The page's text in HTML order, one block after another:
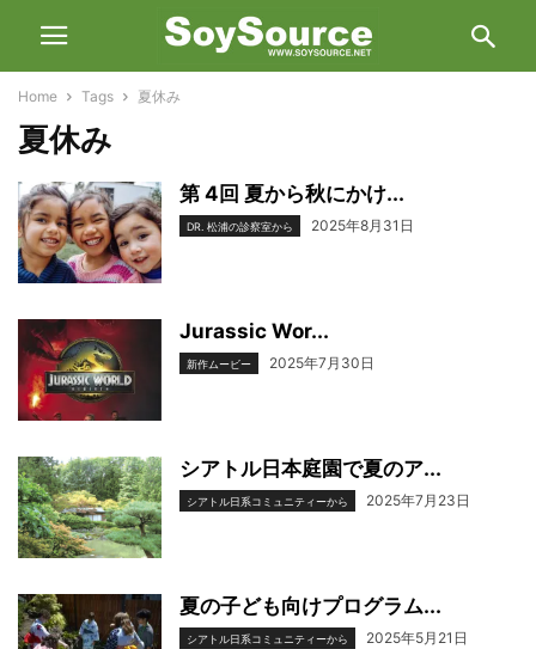
Home Tags 夏休み
夏休み
第 4回 夏から秋にかけ...
DR. 松浦の診察室から 2025年8月31日
Jurassic Wor...
新作ムービー 2025年7月30日
シアトル日本庭園で夏のア...
シアトル日系コミュニティーから 2025年7月23日
夏の子ども向けプログラム...
シアトル日系コミュニティーから 2025年5月21日